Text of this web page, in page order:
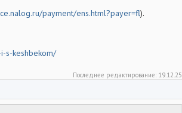
payment/ens.html?payer=fl).
s-keshbekom/
Последнее редактирование: 19.12.25